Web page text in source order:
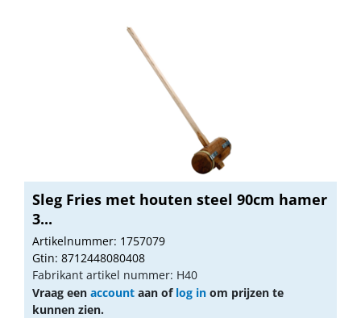
Sleg Fries met houten steel 90cm hamer
3...
Artikelnummer: 1757079
Gtin: 8712448080408
Fabrikant artikel nummer: H40
Vraag een account aan of log in om prijzen te
kunnen zien.